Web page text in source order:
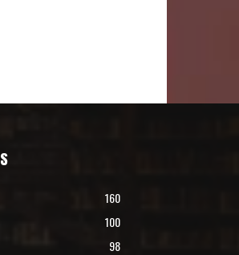
160
100
98